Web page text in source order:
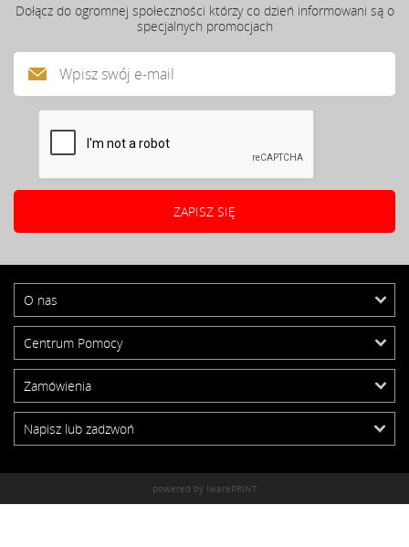
Dołącz do ogromnej społeczności którzy co dzień informowani są o
specjalnych promocjach
O nas
Centrum Pomocy
Zamówienia
Napisz lub zadzwoń
powered by iwarePRINT